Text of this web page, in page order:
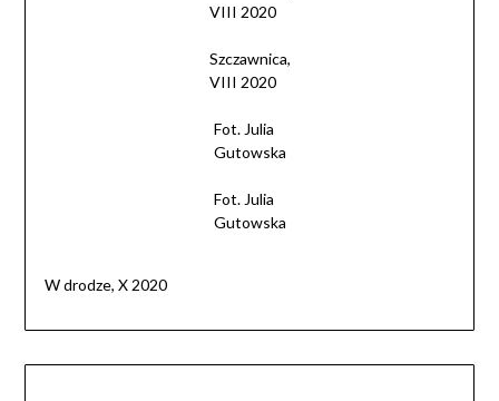
VIII 2020
Szczawnica,
VIII 2020
Fot. Julia
Gutowska
Fot. Julia
Gutowska
W drodze, X 2020